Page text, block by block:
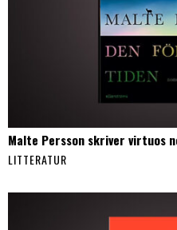
Malte Persson skriver virtuos
LITTERATUR